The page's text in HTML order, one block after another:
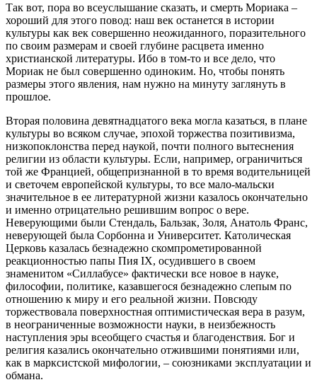
Так вот, пора во всеуслышание сказать, и смерть Мориака –
хороший для этого повод: наш век останется в истории
культуры как век совершенно неожиданного, поразительного
по своим размерам и своей глубине расцвета именно
христианской литературы. Ибо в том-то и все дело, что
Мориак не был совершенно одиноким. Но, чтобы понять
размеры этого явления, нам нужно на минуту заглянуть в
прошлое.
Вторая половина девятнадцатого века могла казаться, в плане
культуры во всяком случае, эпохой торжества позитивизма,
низкопоклонства перед наукой, почти полного вытеснения
религии из области культуры. Если, например, ограничиться
той же Францией, общепризнанной в то время водительницей
и светочем европейской культуры, то все мало-мальски
значительное в ее литературной жизни казалось окончательно
и именно отрицательно решившим вопрос о вере.
Неверующими были Стендаль, Бальзак, Золя, Анатоль Франс,
неверующей была Сорбонна и Университет. Католическая
Церковь казалась безнадежно скомпрометированной
реакционностью папы Пия IX, осудившего в своем
знаменитом «Силлабусе» фактически все новое в науке,
философии, политике, казавшегося безнадежно слепым по
отношению к миру и его реальной жизни. Повсюду
торжествовала поверхностная оптимистическая вера в разум,
в неограниченные возможности науки, в неизбежность
наступления эры всеобщего счастья и благоденствия. Бог и
религия казались окончательно отжившими понятиями или,
как в марксистской мифологии, – союзниками эксплуатации и
обмана.